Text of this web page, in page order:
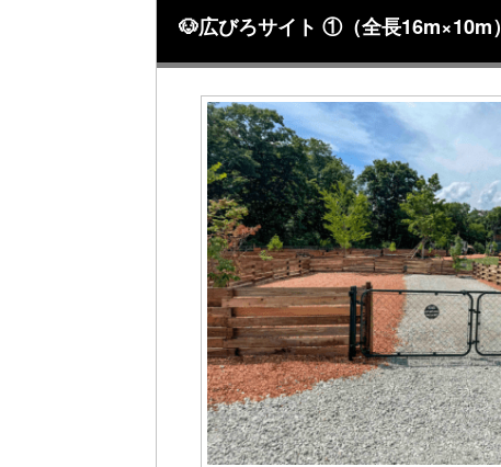
🐶広びろサイト ①（全長16m×10m